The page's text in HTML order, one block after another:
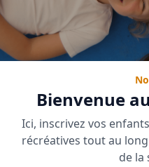
Bienvenue
Ici, inscrivez vos
récréatives tout au
de la